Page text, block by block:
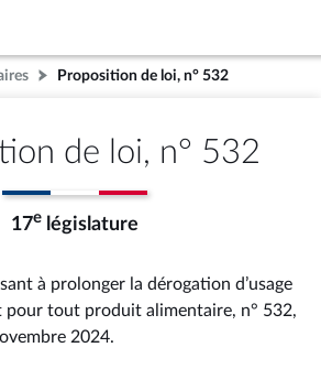
Proposition de loi, n° 532
de loi, n° 532
17e législature
à prolonger la dérogation d’usage
pour tout produit alimentaire, n° 532,
2024.